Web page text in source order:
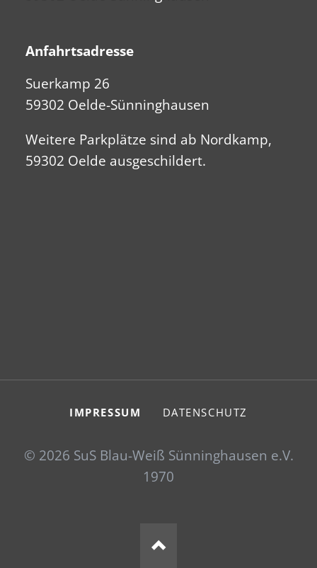
Anfahrtsadresse
Suerkamp 26
59302 Oelde-Sünninghausen
Weitere Parkplätze sind ab Nordkamp,
59302 Oelde ausgeschildert.
NAVIGATION
IMPRESSUM DATENSCHUTZ
© 2026 SuS Blau-Weiß Sünninghausen e.V.
1970